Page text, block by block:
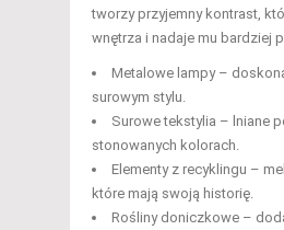
tworzy przyjemny kontrast,
wnętrza i nadaje mu bardziej
Metalowe lampy –
surowym stylu.
Surowe tekstylia – lniane
stonowanych kolorach.
Elementy z recyklingu –
które mają swoją historię.
Rośliny doniczkowe –